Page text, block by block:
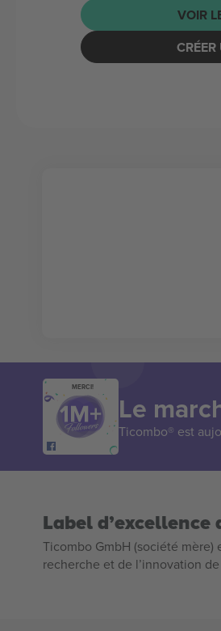
VOIR
MERCI!
Le
Ticombo® est
Label
Ticombo GmbH (société
recherche et de l’innovation